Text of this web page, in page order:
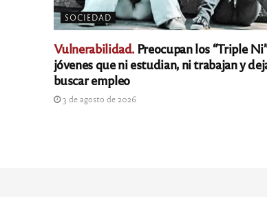
SOCIEDAD
Vulnerabilidad. Preocupan los “Triple
jóvenes que ni estudian, ni trabajan y
buscar empleo
3 de agosto de 2026